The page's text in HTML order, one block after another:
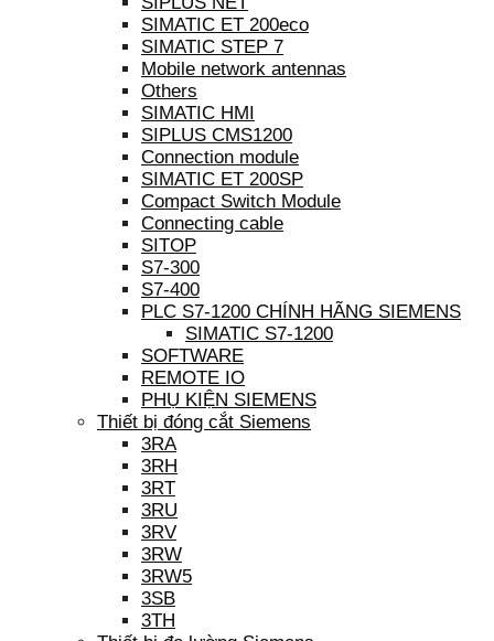
SIMATIC ET 200eco
SIMATIC STEP 7
Mobile network antennas
Others
SIMATIC HMI
SIPLUS CMS1200
Connection module
SIMATIC ET 200SP
Compact Switch Module
Connecting cable
SITOP
S7-300
S7-400
PLC S7-1200 CHÍNH HÃNG SIEMENS
SIMATIC S7-1200
SOFTWARE
REMOTE IO
PHỤ KIỆN SIEMENS
Thiết bị đóng cắt Siemens
3RA
3RH
3RT
3RU
3RV
3RW
3RW5
3SB
3TH